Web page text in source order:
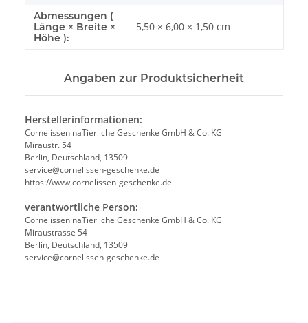
Abmessungen (
Länge × Breite ×
Höhe ):
5,50 × 6,00 × 1,50 cm
Angaben zur Produktsicherheit
Herstellerinformationen:
Cornelissen naTierliche Geschenke GmbH & Co. KG
Miraustr. 54
Berlin, Deutschland, 13509
service@cornelissen-geschenke.de
https://www.cornelissen-geschenke.de
verantwortliche Person:
Cornelissen naTierliche Geschenke GmbH & Co. KG
Miraustrasse 54
Berlin, Deutschland, 13509
service@cornelissen-geschenke.de